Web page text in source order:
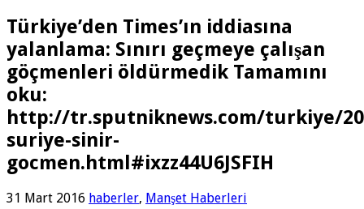
Türkiye’den Times’ın iddiasına
yalanlama: Sınırı geçmeye çalışan
göçmenleri öldürmedik Tamamını
oku:
http://tr.sputniknews.com/turkiye/
suriye-sinir-
gocmen.html#ixzz44U6JSFIH
31 Mart 2016 haberler, Manşet Haberleri